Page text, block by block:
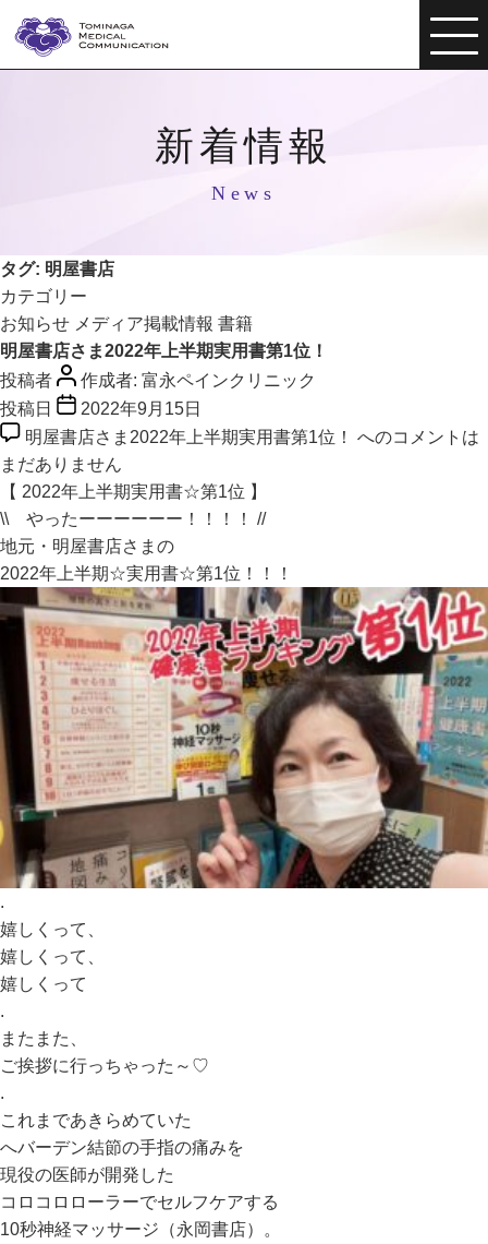
新着情報
News
タグ: 明屋書店
カテゴリー
お知らせ メディア掲載情報 書籍
明屋書店さま2022年上半期実用書第1位！
投稿者
作成者: 富永ペインクリニック
投稿日
2022年9月15日
明屋書店さま2022年上半期実用書第1位！ へのコメントは
まだありません
【 2022年上半期実用書☆第1位 】
\\ やったーーーーーー！！！！ //
地元・明屋書店さまの
2022年上半期☆実用書☆第1位！！！
.
嬉しくって、
嬉しくって、
嬉しくって
.
またまた、
ご挨拶に行っちゃった～♡
.
これまであきらめていた
へバーデン結節の手指の痛みを
現役の医師が開発した
コロコロローラーでセルフケアする
10秒神経マッサージ（永岡書店）。